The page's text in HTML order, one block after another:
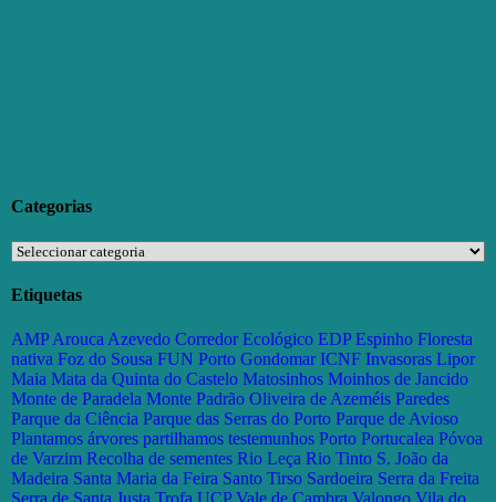
Categorias
Categorias
Etiquetas
AMP Arouca Azevedo Corredor Ecológico EDP Espinho Floresta
nativa Foz do Sousa FUN Porto Gondomar ICNF Invasoras Lipor
Maia Mata da Quinta do Castelo Matosinhos Moinhos de Jancido
Monte de Paradela Monte Padrão Oliveira de Azeméis Paredes
Parque da Ciência Parque das Serras do Porto Parque de Avioso
Plantamos árvores partilhamos testemunhos Porto Portucalea Póvoa
de Varzim Recolha de sementes Rio Leça Rio Tinto S. João da
Madeira Santa Maria da Feira Santo Tirso Sardoeira Serra da Freita
Serra de Santa Justa Trofa UCP Vale de Cambra Valongo Vila do